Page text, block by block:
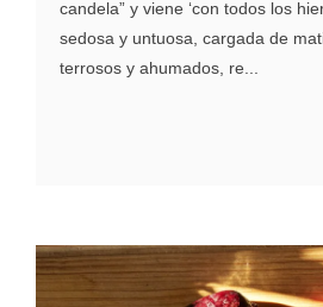
candela” y viene ‘con todos los
sedosa y untuosa, cargada de
terrosos y ahumados, re...